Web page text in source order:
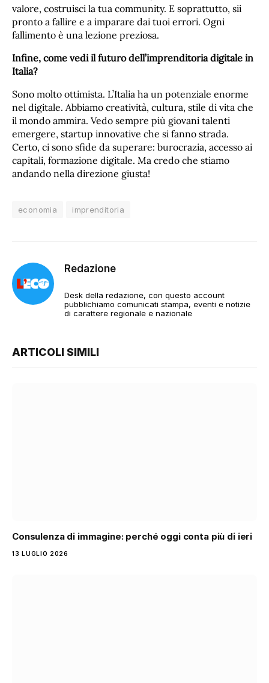
valore, costruisci la tua community. E soprattutto, sii
pronto a fallire e a imparare dai tuoi errori. Ogni
fallimento è una lezione preziosa.
Infine, come vedi il futuro dell’imprenditoria digitale in
Italia?
Sono molto ottimista. L’Italia ha un potenziale enorme
nel digitale. Abbiamo creatività, cultura, stile di vita che
il mondo ammira. Vedo sempre più giovani talenti
emergere, startup innovative che si fanno strada.
Certo, ci sono sfide da superare: burocrazia, accesso ai
capitali, formazione digitale. Ma credo che stiamo
andando nella direzione giusta!
economia imprenditoria
Redazione
Desk della redazione, con questo account
pubblichiamo comunicati stampa, eventi e notizie
di carattere regionale e nazionale
ARTICOLI SIMILI
Consulenza di immagine: perché oggi conta più di ieri
13 LUGLIO 2026